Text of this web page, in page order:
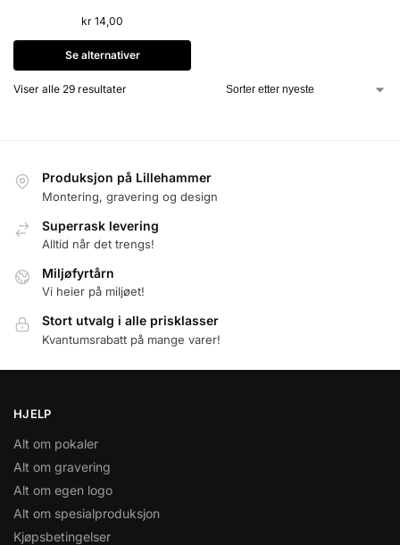
kr 14,00
Se alternativer
Viser alle 29 resultater
Produksjon på Lillehammer
Montering, gravering og design
Superrask levering
Alltid når det trengs!
Miljøfyrtårn
Vi heier på miljøet!
Stort utvalg i alle prisklasser
Kvantumsrabatt på mange varer!
HJELP
Alt om pokaler
Alt om gravering
Alt om egen logo
Alt om spesialproduksjon
Kjøpsbetingelser